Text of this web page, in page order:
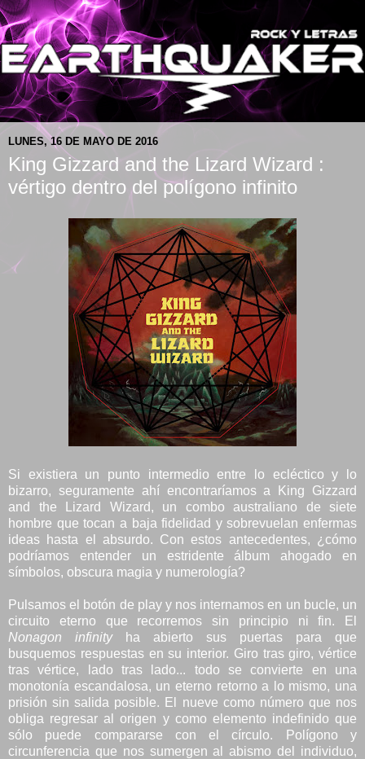
LUNES, 16 DE MAYO DE 2016
King Gizzard and the Lizard Wizard :
vértigo dentro del polígono infinito
Si existiera un punto intermedio entre lo ecléctico y lo
bizarro, seguramente ahí encontraríamos a King Gizzard
and the Lizard Wizard, un combo australiano de siete
hombre que tocan a baja fidelidad y sobrevuelan enfermas
ideas hasta el absurdo. Con estos antecedentes, ¿cómo
podríamos entender un estridente álbum ahogado en
símbolos, obscura magia y numerología?
Pulsamos el botón de play y nos internamos en un bucle, un
circuito eterno que recorremos sin principio ni fin. El
Nonagon infinityha abierto sus puertas para que
busquemos respuestas en su interior. Giro tras giro, vértice
tras vértice, lado tras lado... todo se convierte en una
monotonía escandalosa, un eterno retorno a lo mismo, una
prisión sin salida posible. El nueve como número que nos
obliga regresar al origen y como elemento indefinido que
sólo puede compararse con el círculo. Polígono y
circunferencia que nos sumergen al abismo del individuo,